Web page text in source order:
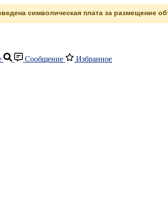
символическая плата за размещение
Сообщение Избранное